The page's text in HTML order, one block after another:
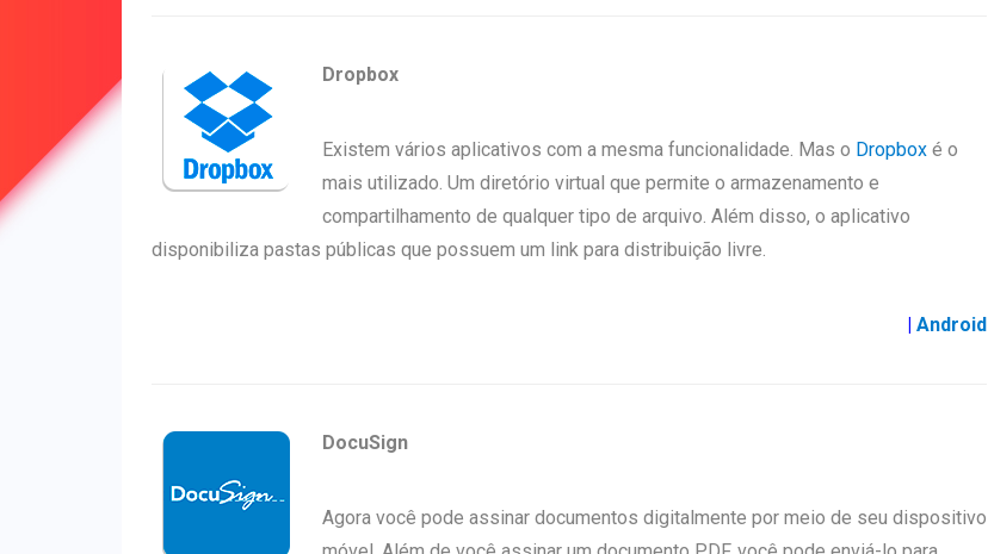
Dropbox
Existem vários aplicativos com a mesma funcionalidade. Mas o Dropbox é o
mais utilizado. Um diretório virtual que permite o armazenamento e
compartilhamento de qualquer tipo de arquivo. Além disso, o aplicativo
disponibiliza pastas públicas que possuem um link para distribuição livre.
| Android
DocuSign
Agora você pode assinar documentos digitalmente por meio de seu dispositivo